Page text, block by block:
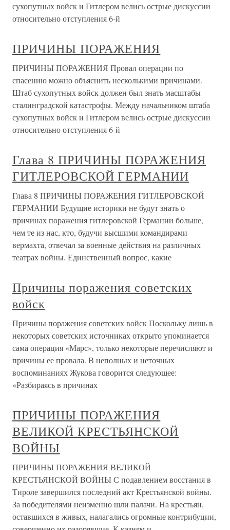
сухопутных войск и Гитлером велись острые дискуссии
относительно отступления 6-й
ПРИЧИНЫ ПОРАЖЕНИЯ
ПРИЧИНЫ ПОРАЖЕНИЯ Провал операции по
спасению можно объяснить несколькими причинами.
Штаб сухопутных войск должен был знать масштабы
сталинградской катастрофы. Между начальником штаба
сухопутных войск и Гитлером велись острые дискуссии
относительно отступления 6-й
Глава 8 ПРИЧИНЫ ПОРАЖЕНИЯ
ГИТЛЕРОВСКОЙ ГЕРМАНИИ
Глава 8 ПРИЧИНЫ ПОРАЖЕНИЯ ГИТЛЕРОВСКОЙ
ГЕРМАНИИ Будущие историки не будут знать о
причинах поражения гитлеровской Германии больше,
чем те из нас, кто, будучи высшими командирами
вермахта, отвечал за военные действия на различных
театрах войны. Единственный вопрос, какие
Причины поражения советских
войск
Причины поражения советских войск Поскольку лишь в
некоторых советских источниках открыто упоминается
сама операция «Марс», только некоторые перечисляют и
причины ее провала. В неполных и неточных
воспоминаниях Жукова говорится следующее:
«Разбираясь в причинах
ПРИЧИНЫ ПОРАЖЕНИЯ
ВЕЛИКОЙ КРЕСТЬЯНСКОЙ
ВОЙНЫ
ПРИЧИНЫ ПОРАЖЕНИЯ ВЕЛИКОЙ
КРЕСТЬЯНСКОЙ ВОЙНЫ С подавлением восстания в
Тироле завершился последний акт Крестьянской войны.
За победителями неизменно шли палачи. На крестьян,
оставшихся в живых, налагались огромные контрибуции,